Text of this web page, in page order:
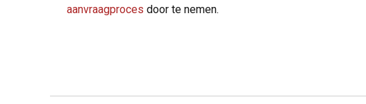
aanvraagproces door te nemen.